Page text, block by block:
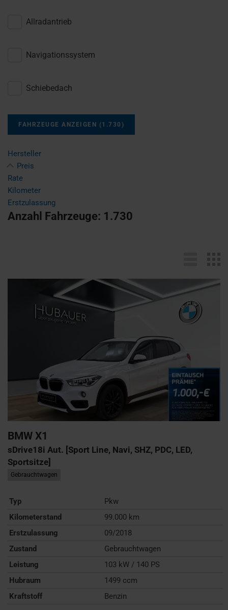
Allradantrieb
Navigationssystem
Schiebedach
FAHRZEUGE ANZEIGEN (1.730 )
Hersteller
Preis
Rate
Kilometer
Erstzulassung
Anzahl Fahrzeuge: 1.730
BMW X1
sDrive18i Aut. [Sport Line, Navi, SHZ, PDC, LED,
Sportsitze]
Gebrauchtwagen
Typ
Pkw
Kilometerstand
99.000 km
Erstzulassung
09/2018
Zustand
Gebrauchtwagen
Leistung
103 kW / 140 PS
Hubraum
1499 ccm
Kraftstoff
Benzin